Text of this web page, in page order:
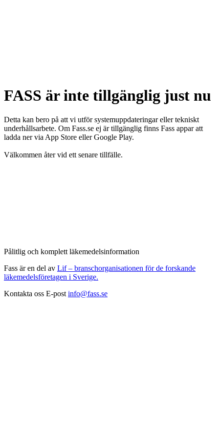
FASS är inte tillgänglig just nu
Detta kan bero på att vi utför systemuppdateringar eller tekniskt
underhållsarbete. Om Fass.se ej är tillgänglig finns Fass appar att
ladda ner via App Store eller Google Play.
Välkommen åter vid ett senare tillfälle.
Pålitlig och komplett läkemedelsinformation
Fass är en del av Lif – branschorganisationen för de forskande
läkemedelsföretagen i Sverige.
Kontakta oss E-post info@fass.se